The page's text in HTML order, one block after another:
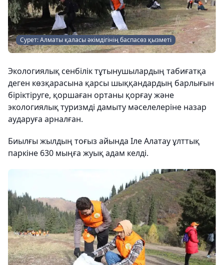
Сурет: Алматы қаласы әкімдігінің баспасөз қызметі
Экологиялық сенбілік тұтынушылардың табиғатқа
деген көзқарасына қарсы шыққандардың барлығын
біріктіруге, қоршаған ортаны қорғау және
экологиялық туризмді дамыту мәселелеріне назар
аударуға арналған.
Биылғы жылдың тоғыз айында Іле Алатау ұлттық
паркіне 630 мыңға жуық адам келді.